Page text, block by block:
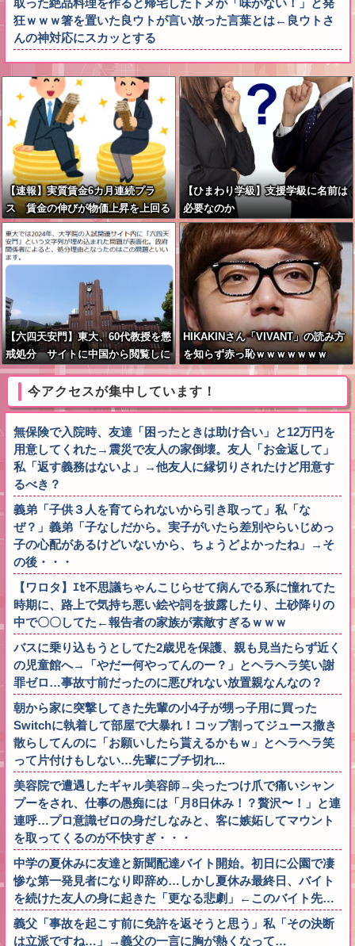
取った絶品料理を作ると帰宅したトメが「味がない！」と発
狂ｗｗｗ箸を置いた良ウトが言い放った言葉とは←良ウトさ
んの神対応にスカッとする
【速報】実質賃金6カ月連続プラ
ス 賃金の伸びが物価上昇を上回る
【ひまわり学級】支援学級に名前は
必要なのか
【六四天安門】東大、60代教授を懲
戒処分 サイトに中国から閲覧しに
くい細工
HIKAKINさん「VIVANT」の読み方
を知らず赤っ恥ｗｗｗｗｗｗｗ
今アクセスが集中しています！
無保険で入院時、友達「困ったときは助け合い」と12万円を
用意してくれた→震災で友人の家倒壊。友人「お金返して」
私「返す義務はないよ」→他友人に縁切りされたけど用意す
るべき？
義弟「子供３人を育てられないから引き取って」私「な
ぜ？」義弟「子なしだから。実子がいたら差別やらいじめっ
子の心配があるけどいないから、ちょうどよかったね」→そ
の後・・・
【ワロタ】ｴｾ不思議ちゃんこじらせて病んでる系に憧れてた
時期に、路上で気持ち悪い絵や詞を披露したり、土砂降りの
中で〇〇してた←報告者の家族が素敵すぎるｗｗｗ
バスに乗り込もうとしてた2歳児を保護、親も見当たらず近く
の児童館へ→「やだー何やってんのー？」とヘラヘラ笑い謝
罪ゼロ…事故寸前だったのに悪びれない放置親なんなの？
朝から家に突撃してきた先輩の小4子が甥っ子用に買った
Switchに執着して部屋で大暴れ！コップ割ってジュース撒き
散らしてんのに「お願いしたら貰えるかもｗ」とヘラヘラ笑
って片付けもしない…先輩にブチ切れ...
美容院で遭遇したギャル美容師→尖ったつけ爪で痛いシャン
プーをされ、仕事の愚痴には「月8日休み！？贅沢〜！」と連
連呼…プロ意識ゼロの身だしなみと、客に嫉妬してマウント
を取ってくるのが不快すぎ・・・
中学の夏休みに友達と新聞配達バイト開始。初日に公園で凄
惨な第一発見者になり即辞め…しかし夏休み最終日、バイト
を続けた友人の身に起きた「更なる悲劇」←このバイト先…
義父「事故を起こす前に免許を返そうと思う」私「その決断
は立派ですね…」→義父の一言に胸が熱くなって…